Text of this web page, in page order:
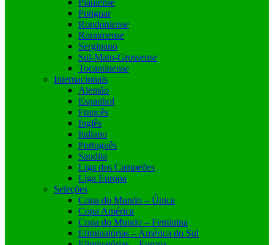
Potiguar
Rondoniense
Roraimense
Sergipano
Sul-Mato-Grossense
Tocantinense
Internacionais
Alemão
Espanhol
Francês
Inglês
Italiano
Português
Saudita
Liga dos Campeões
Liga Europa
Seleções
Copa do Mundo – Única
Copa América
Copa do Mundo – Feminina
Eliminatórias – América do Sul